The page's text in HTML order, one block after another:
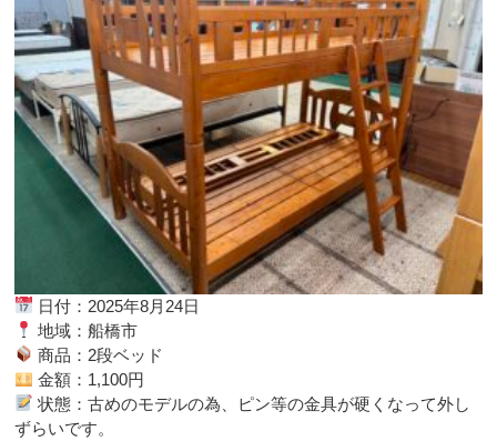
日付：2025年8月24日
地域：船橋市
商品：2段ベッド
金額：1,100円
状態：古めのモデルの為、ピン等の金具が硬くなって外し
ずらいです。